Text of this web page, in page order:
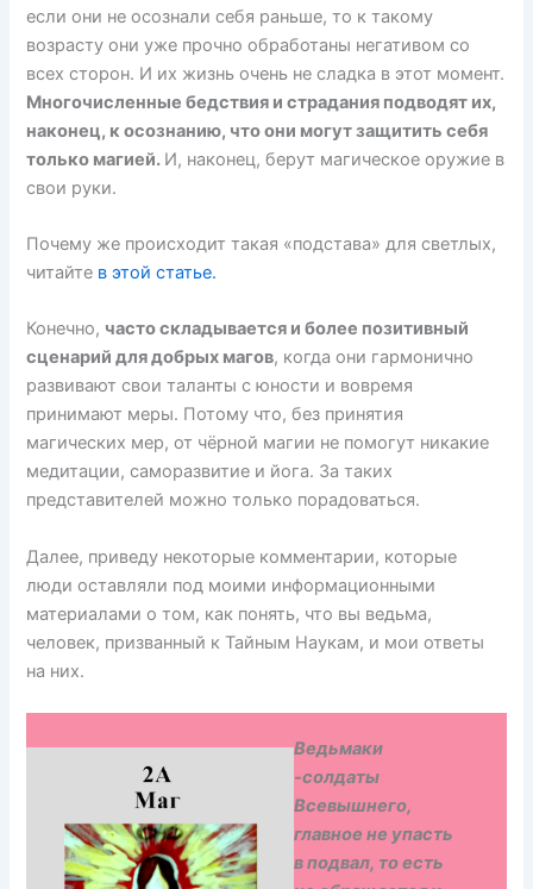
если они не осознали себя раньше, то к такому
возрасту они уже прочно обработаны негативом со
всех сторон. И их жизнь очень не сладка в этот момент.
Многочисленные бедствия и страдания подводят их,
наконец, к осознанию, что они могут защитить себя
только магией. И, наконец, берут магическое оружие в
свои руки.
Почему же происходит такая «подстава» для светлых,
читайте в этой статье.
Конечно, часто складывается и более позитивный
сценарий для добрых магов, когда они гармонично
развивают свои таланты с юности и вовремя
принимают меры. Потому что, без принятия
магических мер, от чёрной магии не помогут никакие
медитации, саморазвитие и йога. За таких
представителей можно только порадоваться.
Далее, приведу некоторые комментарии, которые
люди оставляли под моими информационными
материалами о том, как понять, что вы ведьма,
человек, призванный к Тайным Наукам, и мои ответы
на них.
Ведьмаки
-солдаты
Всевышнего,
главное не упасть
в подвал, то есть